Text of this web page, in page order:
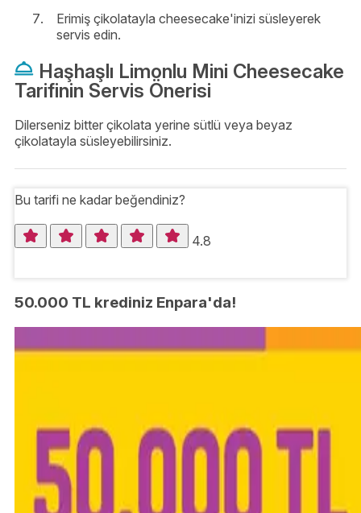
Erimiş çikolatayla cheesecake'inizi süsleyerek
servis edin.
Haşhaşlı Limonlu Mini Cheesecake
Tarifinin Servis Önerisi
Dilerseniz bitter çikolata yerine sütlü veya beyaz
çikolatayla süsleyebilirsiniz.
Bu tarifi ne kadar beğendiniz?
4.8
50.000 TL krediniz Enpara'da!